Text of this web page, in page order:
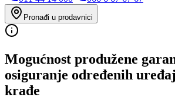
Pronađi u prodavnici
Mogućnost produžene
osiguranje određenih
krađe